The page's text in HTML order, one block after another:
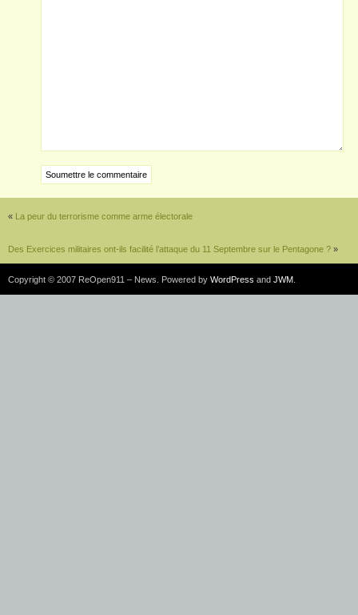
« La peur du terrorisme comme arme électorale
Des Exercices militaires ont-ils facilité l’attaque du 11 Septembre sur le Pentagone ? »
Copyright © 2007 ReOpen911 – News. Powered by WordPress and JWM